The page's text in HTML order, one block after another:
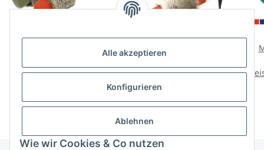
Alle akzeptieren
Konfigurieren
Ablehnen
Wie wir Cookies & Co nutzen
Mystique Kaninchenfell
Preise nach Anmeldung
Mystique Dummy
Speedy Rabbit mit Fell
Preise nach Anmeldung
sichtbar